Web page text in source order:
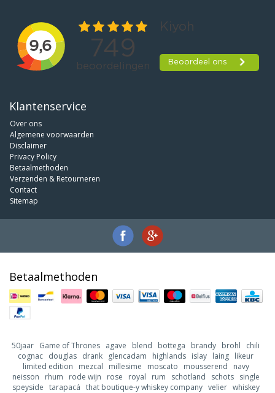
Klantenservice
Over ons
Algemene voorwaarden
Disclaimer
Privacy Policy
Betaalmethoden
Verzenden & Retourneren
Contact
Sitemap
Betaalmethoden
50jaar Game of Thrones agave blend bottega brandy brohl
chili
cognac douglas drank glencadam highlands islay laing likeur
limited edition
mezcal millesime moscato mousserend
navy
neisson
rhum rode wijn rose royal rum schotland schots
single
speyside tarapacá that boutique-y whiskey company velier whiskey